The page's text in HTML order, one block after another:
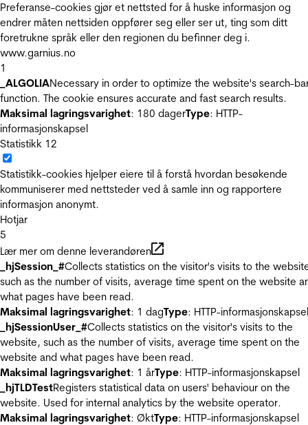
Preferanse-cookies gjør et nettsted for å huske informasjon og
endrer måten nettsiden oppfører seg eller ser ut, ting som ditt
foretrukne språk eller den regionen du befinner deg i.
www.garnius.no
1
_ALGOLIANecessary in order to optimize the website's search-
function. The cookie ensures accurate and fast search results.
Maksimal lagringsvarighet: 180 dagerType: HTTP-
informasjonskapsel
Statistikk 12
Statistikk-cookies hjelper eiere til å forstå hvordan besøkende
kommuniserer med nettsteder ved å samle inn og rapportere
informasjon anonymt.
Hotjar
5
Lær mer om denne leverandøren
_hjSession_#Collects statistics on the visitor's visits to the
such as the number of visits, average time spent on the website
what pages have been read.
Maksimal lagringsvarighet: 1 dagType: HTTP-informasjonskapsel
_hjSessionUser_#Collects statistics on the visitor's visits to the
website, such as the number of visits, average time spent on the
website and what pages have been read.
Maksimal lagringsvarighet: 1 årType: HTTP-informasjonskapsel
_hjTLDTestRegisters statistical data on users' behaviour on the
website. Used for internal analytics by the website operator.
Maksimal lagringsvarighet: ØktType: HTTP-informasjonskapsel